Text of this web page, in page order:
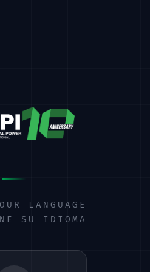
LANGUAGE
SU IDIOMA